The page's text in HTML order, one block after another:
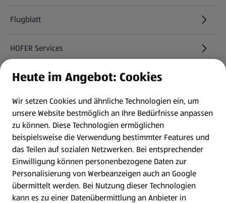
Flugblatt
HOFER Services
Newsletter
WhatsApp
Gewinnspiele
Mein HOFER. Meine Einkäufe.
Meine Meinung. Mein HOFER.
Heute im Angebot: Cookies
Wir setzen Cookies und ähnliche Technologien ein, um
unsere Website bestmöglich an Ihre Bedürfnisse anpassen
zu können. Diese Technologien ermöglichen
beispielsweise die Verwendung bestimmter Features und
das Teilen auf sozialen Netzwerken. Bei entsprechender
Einwilligung können personenbezogene Daten zur
Personalisierung von Werbeanzeigen auch an Google
übermittelt werden. Bei Nutzung dieser Technologien
kann es zu einer Datenübermittlung an Anbieter in